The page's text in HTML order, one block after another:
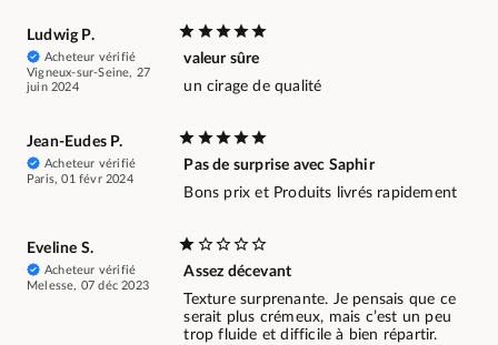
Ludwig P.
Acheteur vérifié
Vigneux-sur-Seine, 27
juin 2024
valeur sûre
un cirage de qualité
Jean-Eudes P.
Acheteur vérifié
Paris, 01 févr 2024
Pas de surprise avec Saphir
Bons prix et Produits livrés rapidement
Eveline S.
Acheteur vérifié
Melesse, 07 déc 2023
Assez décevant
Texture surprenante. Je pensais que ce
serait plus crémeux, mais c’est un peu
trop fluide et difficile à bien répartir.